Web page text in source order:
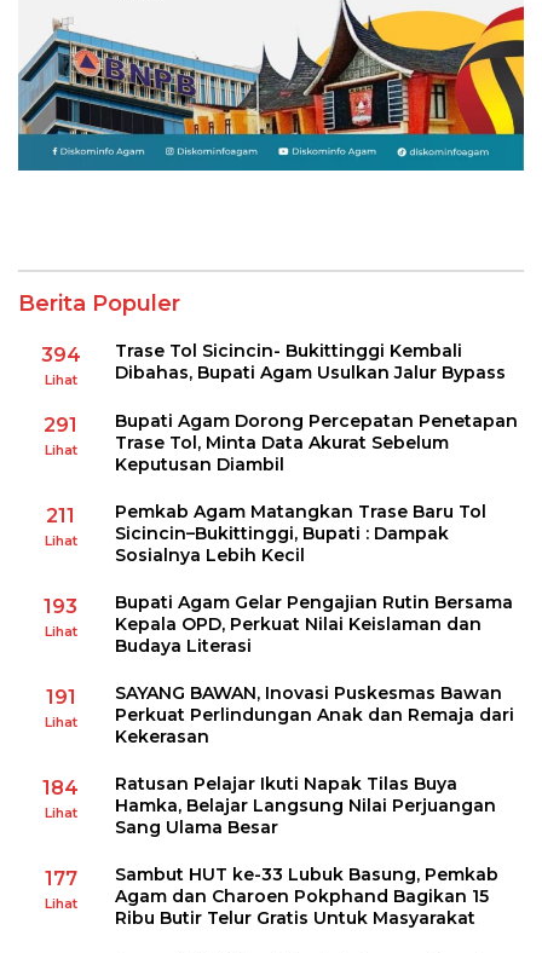
Berita Populer
394
Lihat
Trase Tol Sicincin- Bukittinggi Kembali
Dibahas, Bupati Agam Usulkan Jalur Bypass
291
Lihat
Bupati Agam Dorong Percepatan Penetapan
Trase Tol, Minta Data Akurat Sebelum
Keputusan Diambil
211
Lihat
Pemkab Agam Matangkan Trase Baru Tol
Sicincin–Bukittinggi, Bupati : Dampak
Sosialnya Lebih Kecil
193
Lihat
Bupati Agam Gelar Pengajian Rutin Bersama
Kepala OPD, Perkuat Nilai Keislaman dan
Budaya Literasi
191
Lihat
SAYANG BAWAN, Inovasi Puskesmas Bawan
Perkuat Perlindungan Anak dan Remaja dari
Kekerasan
184
Lihat
Ratusan Pelajar Ikuti Napak Tilas Buya
Hamka, Belajar Langsung Nilai Perjuangan
Sang Ulama Besar
177
Lihat
Sambut HUT ke-33 Lubuk Basung, Pemkab
Agam dan Charoen Pokphand Bagikan 15
Ribu Butir Telur Gratis Untuk Masyarakat